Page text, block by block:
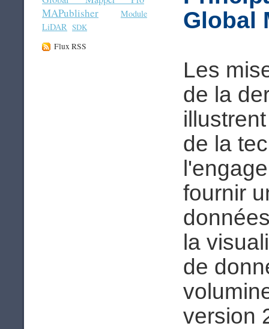
MAPublisher
Module
LiDAR SDK
Flux RSS
Global
Les
de la
de la
fournir
la
de
version